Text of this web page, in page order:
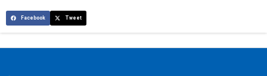
Facebook Tweet